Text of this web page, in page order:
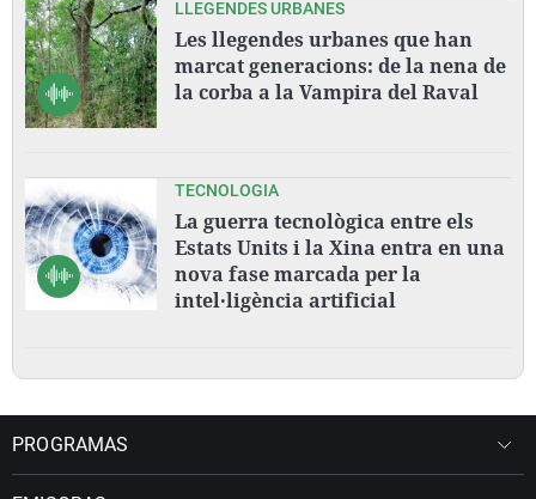
LLEGENDES URBANES
Les llegendes urbanes que han
marcat generacions: de la nena de
la corba a la Vampira del Raval
TECNOLOGIA
La guerra tecnològica entre els
Estats Units i la Xina entra en una
nova fase marcada per la
intel·ligència artificial
PROGRAMAS